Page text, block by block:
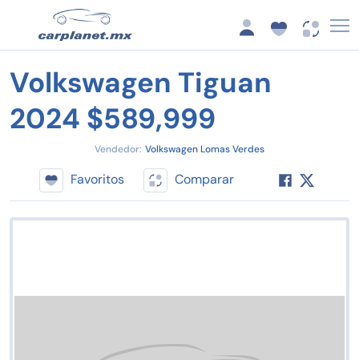
Volkswagen Tiguan
2024 $589,999
Vendedor: Volkswagen Lomas Verdes
Favoritos Comparar